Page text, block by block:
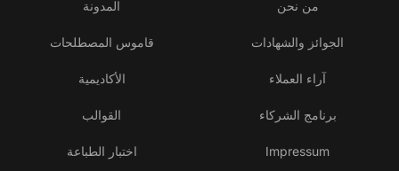
من نحن
الجوائز والشهادات
آراء العملاء
برنامج الشركاء
Impressum
المدونة
قاموس المصطلحات
الأكاديمية
القوالب
اختبار الطباعة